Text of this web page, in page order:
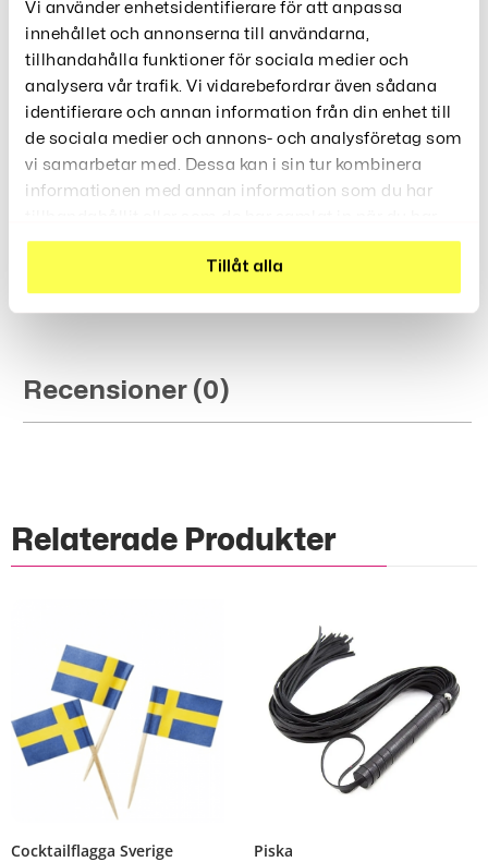
Vi använder enhetsidentifierare för att anpassa
innehållet och annonserna till användarna,
tillhandahålla funktioner för sociala medier och
analysera vår trafik. Vi vidarebefordrar även sådana
identifierare och annan information från din enhet till
de sociala medier och annons- och analysföretag som
vi samarbetar med. Dessa kan i sin tur kombinera
informationen med annan information som du har
använt deras tjänster.
Tillåt alla
Som Är Perfekt För Familjefoton Eller Lugna
Hemmakvällar.
Specifikationer:
Material: Mjukt och bekvämt tyg för extra komfort
Kön:Unisex (finns för hela familjen)
Användning:Julfirande, familjefoton, vardagsbruk
Mönster:Stort renmotiv
1 PC Mamma Romper + matchande
Recensioner (0)
Relaterade Produkter
Cocktailflagga Sverige Piska